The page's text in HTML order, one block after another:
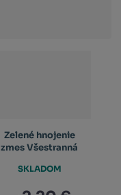
Zelené hnojenie
zmes Všestranná
SKLADOM